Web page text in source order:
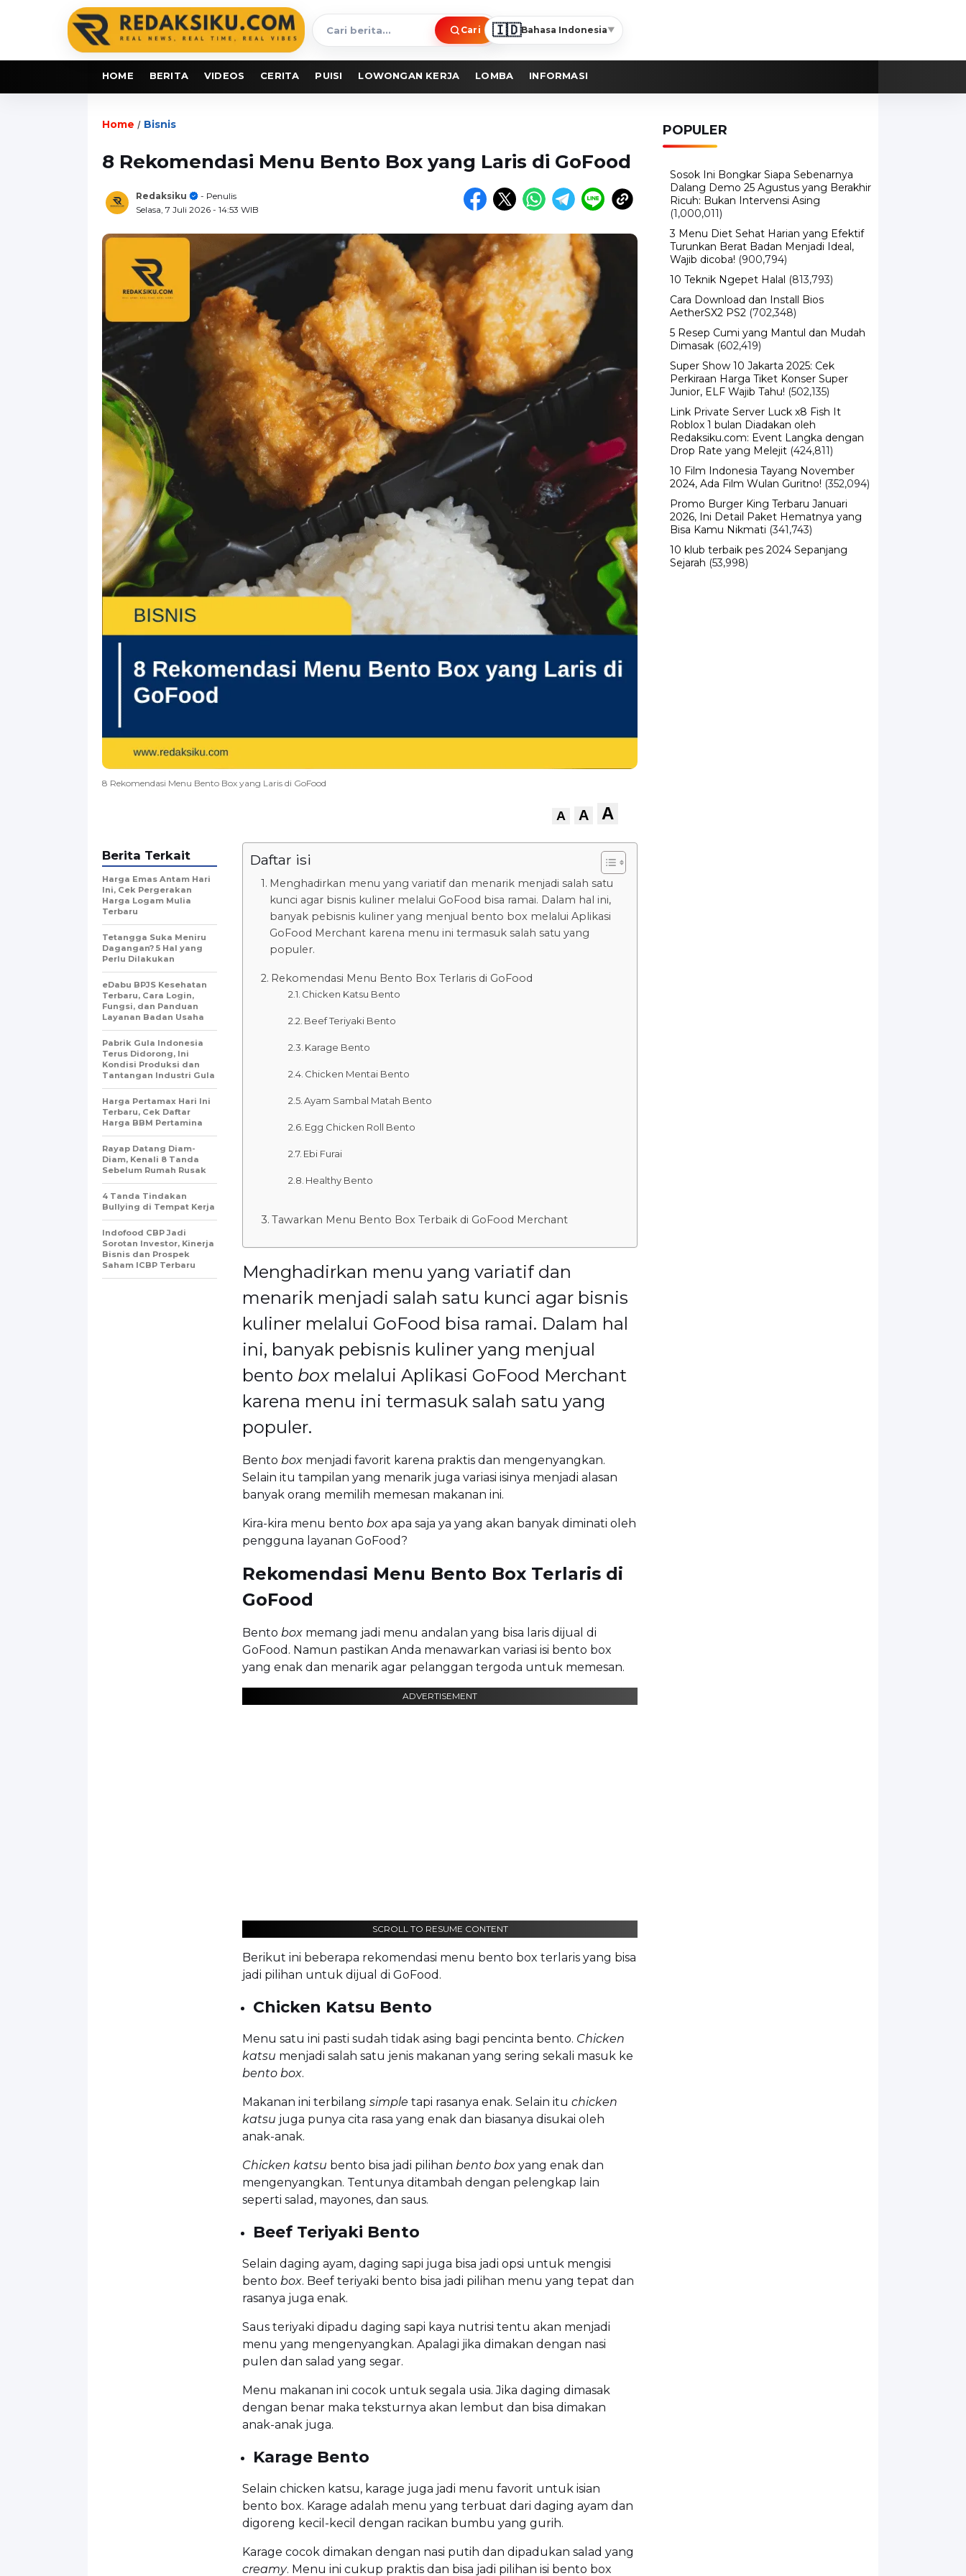
Cari
berita
Cari 🇮🇩Bahasa Indonesia▼
HOME BERITA VIDEOS CERITA PUISI LOWONGAN KERJA LOMBA INFORMASI
Home / Bisnis
8 Rekomendasi Menu Bento Box yang Laris di GoFood
Redaksiku
- Penulis
Selasa, 7 Juli 2026 - 14:53 WIB
8 Rekomendasi Menu Bento Box yang Laris di GoFood
A A A
Daftar isi
Menghadirkan menu yang variatif dan menarik menjadi salah satu
kunci agar bisnis kuliner melalui GoFood bisa ramai. Dalam hal ini,
banyak pebisnis kuliner yang menjual bento box melalui Aplikasi
GoFood Merchant karena menu ini termasuk salah satu yang
populer.
Rekomendasi Menu Bento Box Terlaris di GoFood
Chicken Katsu Bento
Beef Teriyaki Bento
Karage Bento
Chicken Mentai Bento
Ayam Sambal Matah Bento
Egg Chicken Roll Bento
Ebi Furai
Healthy Bento
Tawarkan Menu Bento Box Terbaik di GoFood Merchant
Menghadirkan menu yang variatif dan
menarik menjadi salah satu kunci agar bisnis
kuliner melalui GoFood bisa ramai. Dalam hal
ini, banyak pebisnis kuliner yang menjual
bento box melalui Aplikasi GoFood Merchant
karena menu ini termasuk salah satu yang
populer.
Bento box menjadi favorit karena praktis dan mengenyangkan.
Selain itu tampilan yang menarik juga variasi isinya menjadi alasan
banyak orang memilih memesan makanan ini.
Kira-kira menu bento box apa saja ya yang akan banyak diminati oleh
pengguna layanan GoFood?
Rekomendasi Menu Bento Box Terlaris di
GoFood
Bento box memang jadi menu andalan yang bisa laris dijual di
GoFood. Namun pastikan Anda menawarkan variasi isi bento box
yang enak dan menarik agar pelanggan tergoda untuk memesan.
ADVERTISEMENT
SCROLL TO RESUME CONTENT
Berikut ini beberapa rekomendasi menu bento box terlaris yang bisa
jadi pilihan untuk dijual di GoFood.
Chicken Katsu Bento
Menu satu ini pasti sudah tidak asing bagi pencinta bento. Chicken
katsu menjadi salah satu jenis makanan yang sering sekali masuk ke
bento box.
Makanan ini terbilang simple tapi rasanya enak. Selain itu chicken
katsu juga punya cita rasa yang enak dan biasanya disukai oleh
anak-anak.
Chicken katsu bento bisa jadi pilihan bento box yang enak dan
mengenyangkan. Tentunya ditambah dengan pelengkap lain
seperti salad, mayones, dan saus.
Beef Teriyaki Bento
Selain daging ayam, daging sapi juga bisa jadi opsi untuk mengisi
bento box. Beef teriyaki bento bisa jadi pilihan menu yang tepat dan
rasanya juga enak.
Saus teriyaki dipadu daging sapi kaya nutrisi tentu akan menjadi
menu yang mengenyangkan. Apalagi jika dimakan dengan nasi
pulen dan salad yang segar.
Menu makanan ini cocok untuk segala usia. Jika daging dimasak
dengan benar maka teksturnya akan lembut dan bisa dimakan
anak-anak juga.
Karage Bento
Selain chicken katsu, karage juga jadi menu favorit untuk isian
bento box. Karage adalah menu yang terbuat dari daging ayam dan
digoreng kecil-kecil dengan racikan bumbu yang gurih.
Karage cocok dimakan dengan nasi putih dan dipadukan salad yang
creamy. Menu ini cukup praktis dan bisa jadi pilihan isi bento box
Berita Terkait
Harga Emas Antam Hari
Ini, Cek Pergerakan
Harga Logam Mulia
Terbaru
Tetangga Suka Meniru
Dagangan? 5 Hal yang
Perlu Dilakukan
eDabu BPJS Kesehatan
Terbaru, Cara Login,
Fungsi, dan Panduan
Layanan Badan Usaha
Pabrik Gula Indonesia
Terus Didorong, Ini
Kondisi Produksi dan
Tantangan Industri Gula
Harga Pertamax Hari Ini
Terbaru, Cek Daftar
Harga BBM Pertamina
Rayap Datang Diam-
Diam, Kenali 8 Tanda
Sebelum Rumah Rusak
4 Tanda Tindakan
Bullying di Tempat Kerja
Indofood CBP Jadi
Sorotan Investor, Kinerja
Bisnis dan Prospek
Saham ICBP Terbaru
POPULER
Sosok Ini Bongkar Siapa Sebenarnya
Dalang Demo 25 Agustus yang Berakhir
Ricuh: Bukan Intervensi Asing
(1,000,011)
3 Menu Diet Sehat Harian yang Efektif
Turunkan Berat Badan Menjadi Ideal,
Wajib dicoba! (900,794)
10 Teknik Ngepet Halal (813,793)
Cara Download dan Install Bios
AetherSX2 PS2 (702,348)
5 Resep Cumi yang Mantul dan Mudah
Dimasak (602,419)
Super Show 10 Jakarta 2025: Cek
Perkiraan Harga Tiket Konser Super
Junior, ELF Wajib Tahu! (502,135)
Link Private Server Luck x8 Fish It
Roblox 1 bulan Diadakan oleh
Redaksiku.com: Event Langka dengan
Drop Rate yang Melejit (424,811)
10 Film Indonesia Tayang November
2024, Ada Film Wulan Guritno! (352,094)
Promo Burger King Terbaru Januari
2026, Ini Detail Paket Hematnya yang
Bisa Kamu Nikmati (341,743)
10 klub terbaik pes 2024 Sepanjang
Sejarah (53,998)